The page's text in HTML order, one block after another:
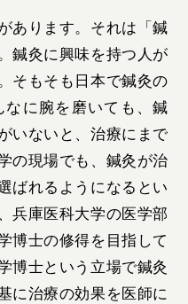
あります。それは「鍼
鍼灸に興味を持つ人が
そもそも日本で鍼灸の
に腕を磨いても、鍼
いないと、治療にまで
の現場でも、鍼灸が治
ばれるようになるとい
兵庫医科大学の医学部
博士の修得を目指して
博士という立場で鍼灸
に治療の効果を医師に